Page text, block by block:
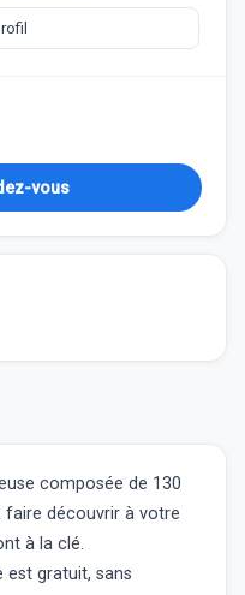
composée de 130
découvrir à votre
à la clé.
est gratuit, sans
vous